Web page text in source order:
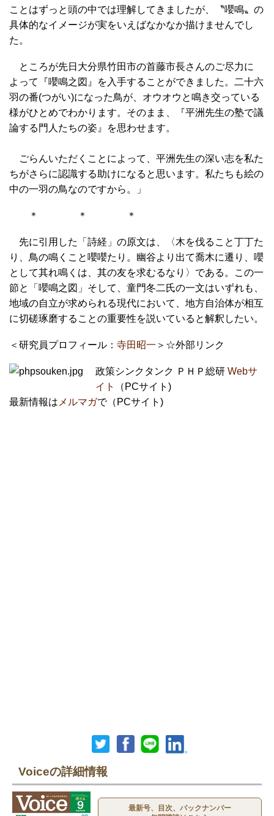
ことはずっと頭の中では理解してきましたが、〝嚶鳴〟の
具体的なイメージが実をいえばなかなか描けませんでし
た。
ところが先日大分県竹田市の首藤市長さんのご尽力に
よって『嚶鳴之図』を入手することができました。二十六
羽の番(つがい)になった鳥が、オウオウと鳴き交っている
様がひとめでわかります。そのまま、『平洲先生の塾で議
論する門人たちの姿』を思わせます。
ごらんいただくことによって、平洲先生の深い志を私た
ちがさらに認識する助けになると思います。私たちも絵の
中の一羽の鳥なのですから。」
＊ ＊ ＊
先に引用した「詩経」の原文は、〈木を伐ること丁丁た
り、鳥の鳴くこと嚶嚶たり。幽谷より出て喬木に遷り、嚶
として其れ鳴くは、其の友を求むるなり〉である。この一
節と「嚶鳴之図」そして、童門冬二氏の一文はいずれも、
地域の自立が求められる現代において、地方自治体が相互
に切磋琢磨することの重要性を説いていると解釈したい。
＜研究員プロフィール： 寺田昭一 ＞☆外部リンク
政策シンクタンク ＰＨＰ総研Webサ
イト
（PCサイト)
最新情報は メルマガで（PCサイト)
Voiceの詳細情報
最新号、目次、バックナンバー